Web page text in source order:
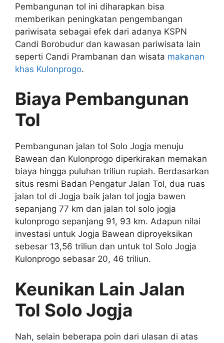
Pembangunan tol ini diharapkan bisa
memberikan peningkatan pengembangan
pariwisata sebagai efek dari adanya KSPN
Candi Borobudur dan kawasan pariwisata lain
seperti Candi Prambanan dan wisata makanan
khas Kulonprogo.
Biaya Pembangunan
Tol
Pembangunan jalan tol Solo Jogja menuju
Bawean dan Kulonprogo diperkirakan memakan
biaya hingga puluhan triliun rupiah. Berdasarkan
situs resmi Badan Pengatur Jalan Tol, dua ruas
jalan tol di Jogja baik jalan tol jogja bawen
sepanjang 77 km dan jalan tol solo jogja
kulonprogo sepanjang 91, 93 km. Adapun nilai
investasi untuk Jogja Bawean diproyeksikan
sebesar 13,56 triliun dan untuk tol Solo Jogja
Kulonprogo sebasar 20, 46 triliun.
Keunikan Lain Jalan
Tol Solo Jogja
Nah, selain beberapa poin dari ulasan di atas